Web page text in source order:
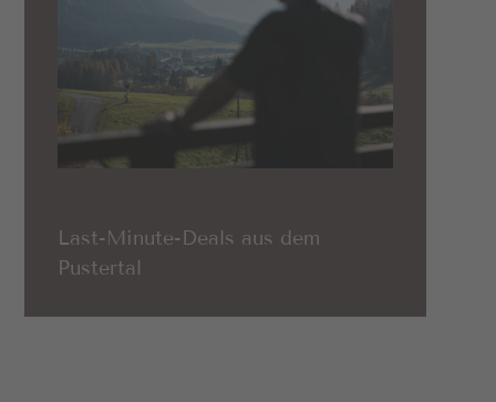
Last-Minute-Deals aus dem
Pustertal